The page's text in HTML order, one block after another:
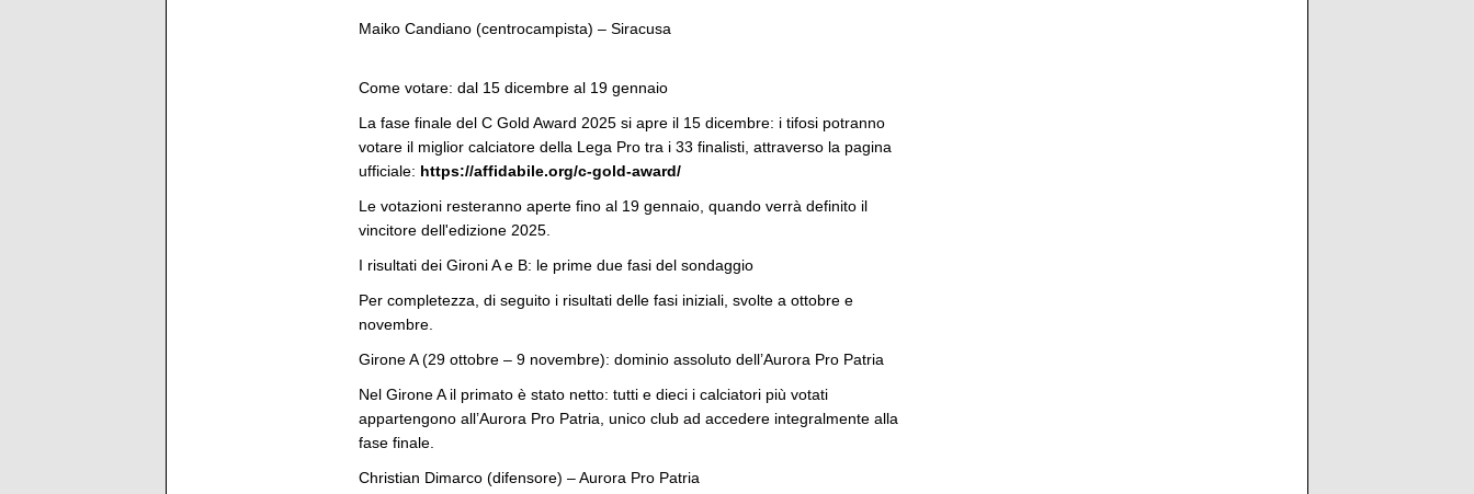
Maiko Candiano (centrocampista) – Siracusa
Come votare: dal 15 dicembre al 19 gennaio
La fase finale del C Gold Award 2025 si apre il 15 dicembre: i tifosi potranno
votare il miglior calciatore della Lega Pro tra i 33 finalisti, attraverso la pagina
ufficiale: https://affidabile.org/c-gold-award/
Le votazioni resteranno aperte fino al 19 gennaio, quando verrà definito il
vincitore dell'edizione 2025.
I risultati dei Gironi A e B: le prime due fasi del sondaggio
Per completezza, di seguito i risultati delle fasi iniziali, svolte a ottobre e
novembre.
Girone A (29 ottobre – 9 novembre): dominio assoluto dell’Aurora Pro Patria
Nel Girone A il primato è stato netto: tutti e dieci i calciatori più votati
appartengono all’Aurora Pro Patria, unico club ad accedere integralmente alla
fase finale.
Christian Dimarco (difensore) – Aurora Pro Patria